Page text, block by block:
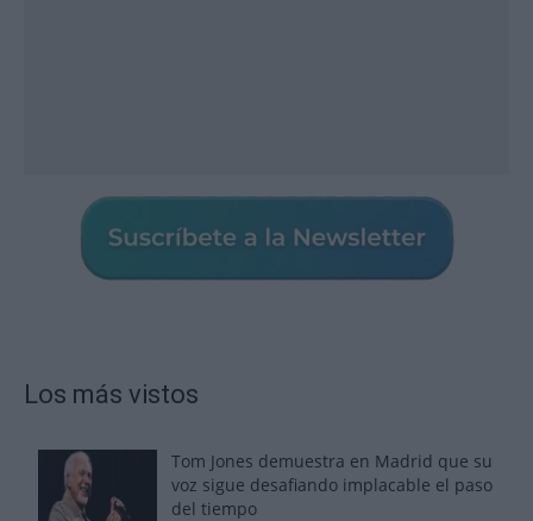
Los más vistos
Tom Jones demuestra en Madrid que su
voz sigue desafiando implacable el paso
del tiempo